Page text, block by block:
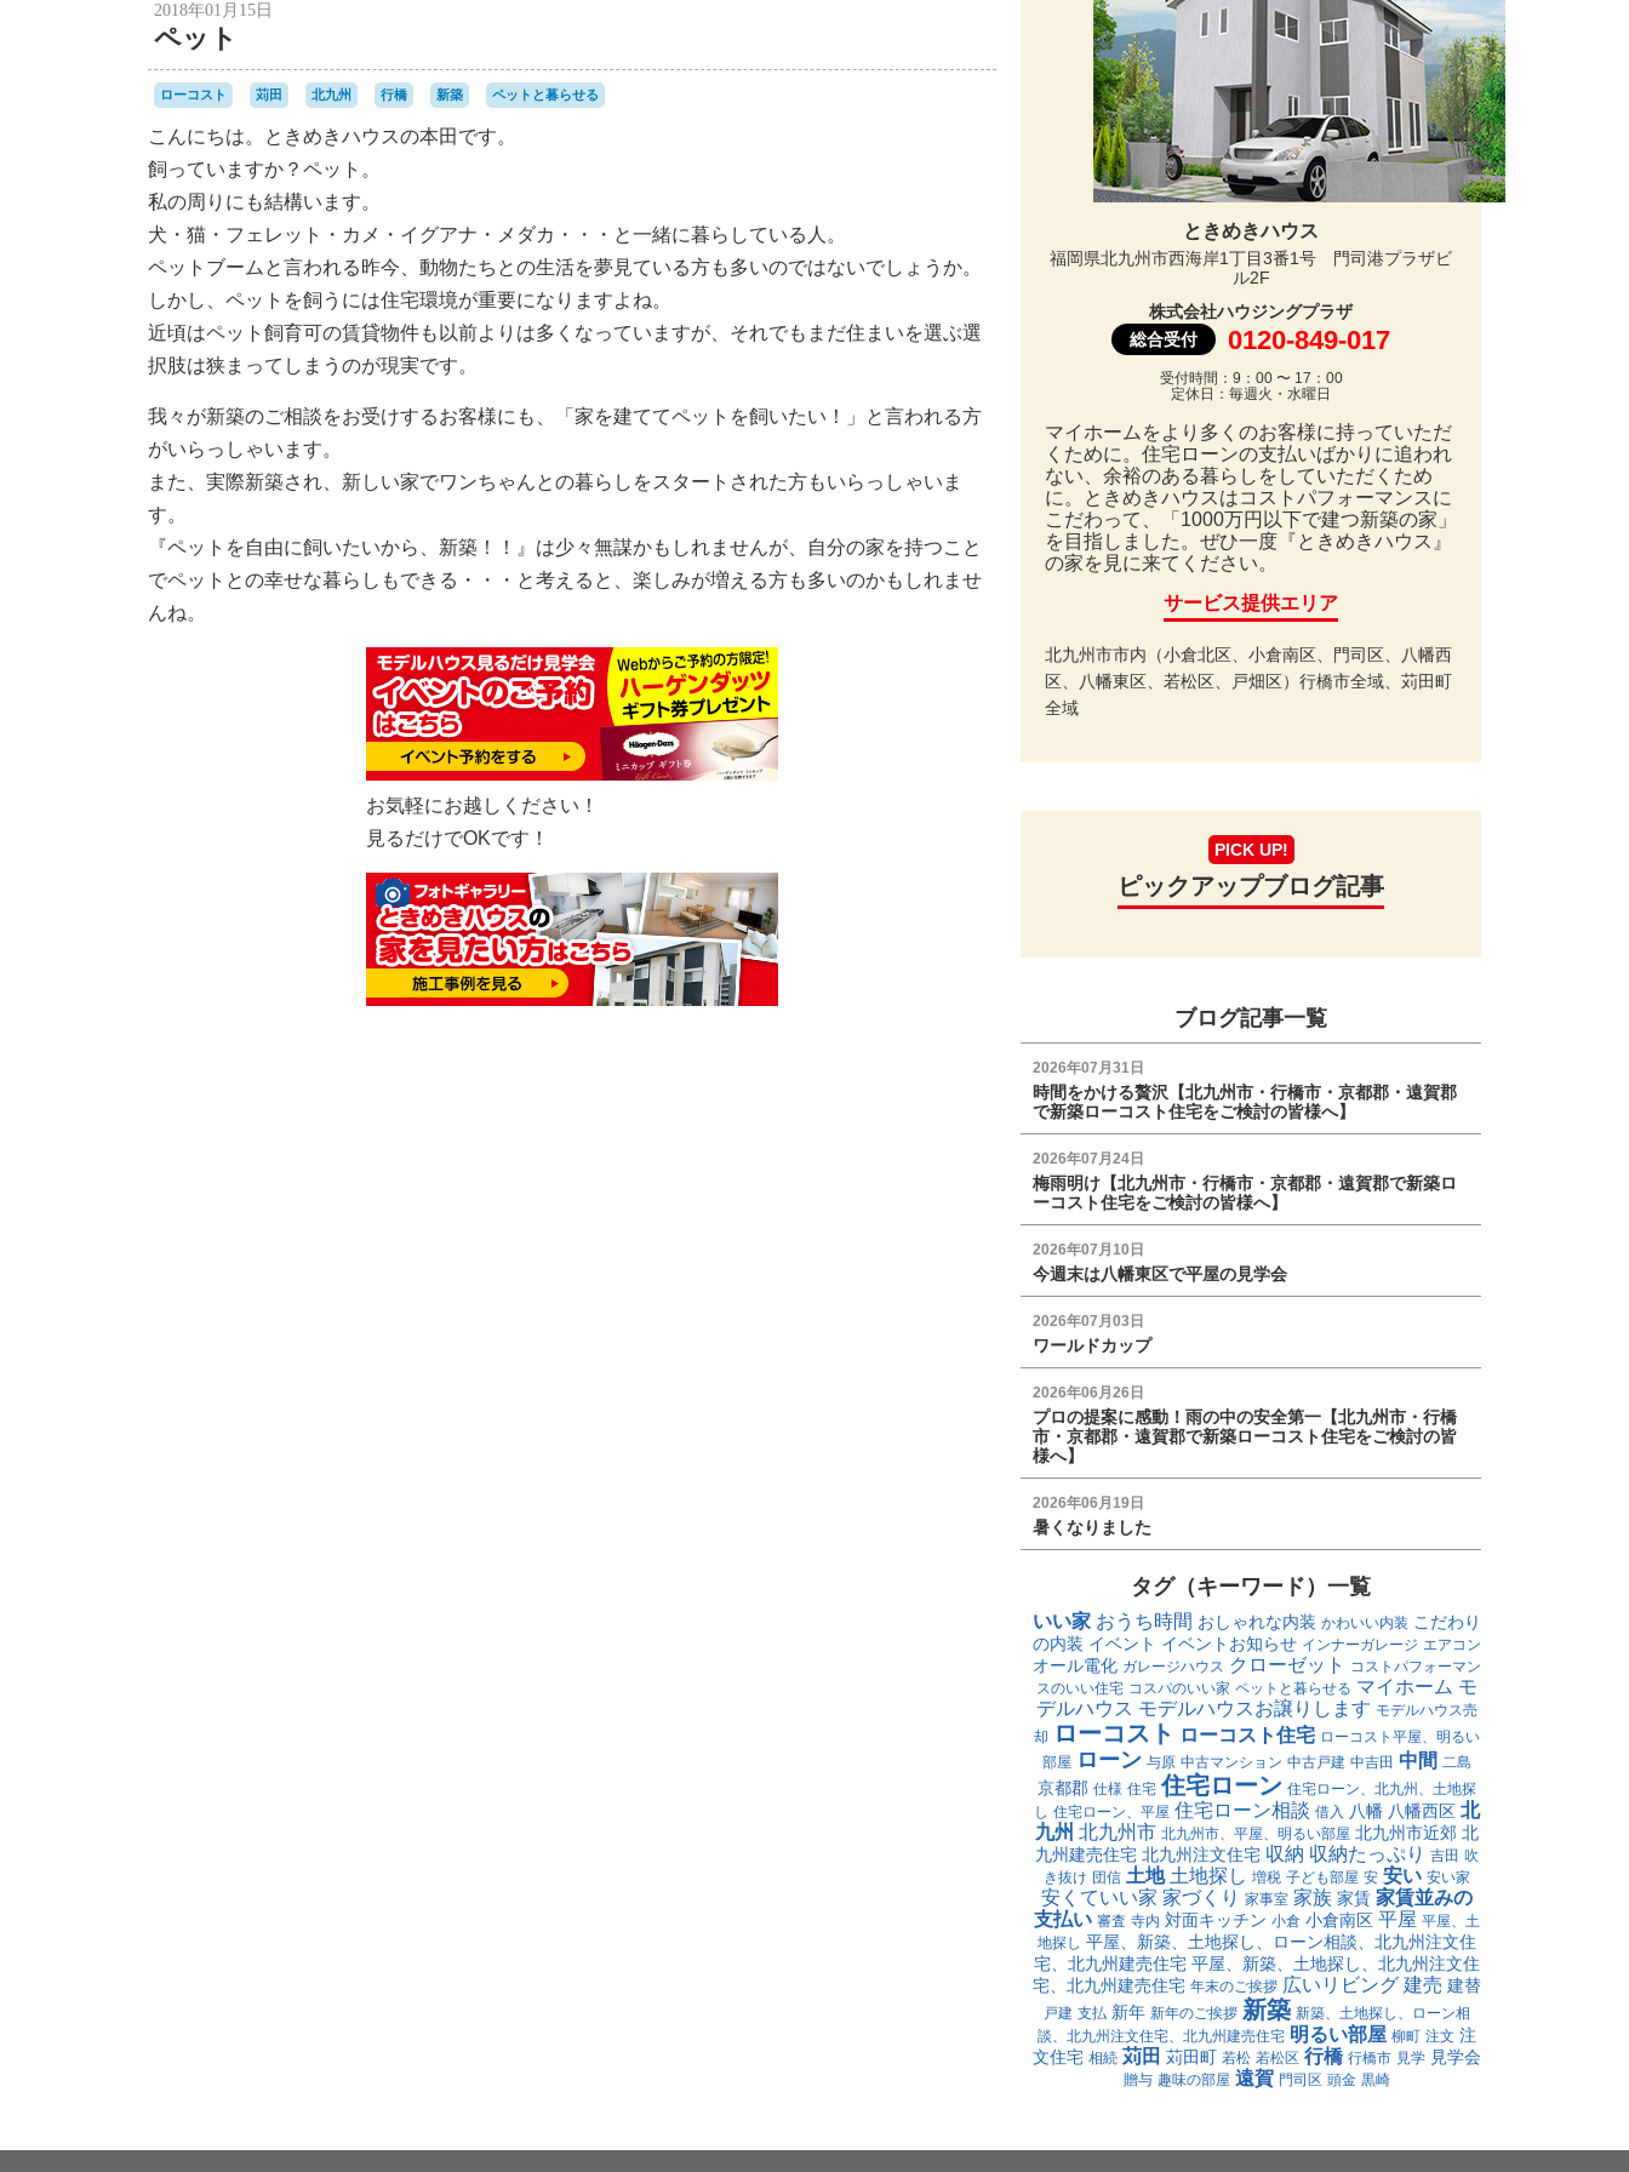
2018年01月15日
ペット
ローコスト 苅田 北九州 行橋 新築 ペットと暮らせる
こんにちは。ときめきハウスの本田です。
飼っていますか？ペット。
私の周りにも結構います。
犬・猫・フェレット・カメ・イグアナ・メダカ・・・と一緒に暮らしている人。
ペットブームと言われる昨今、動物たちとの生活を夢見ている方も多いのではないでしょうか。
しかし、ペットを飼うには住宅環境が重要になりますよね。
近頃はペット飼育可の賃貸物件も以前よりは多くなっていますが、それでもまだ住まいを選ぶ選
択肢は狭まってしまうのが現実です。
我々が新築のご相談をお受けするお客様にも、「家を建ててペットを飼いたい！」と言われる方
がいらっしゃいます。
また、実際新築され、新しい家でワンちゃんとの暮らしをスタートされた方もいらっしゃいま
す。
『ペットを自由に飼いたいから、新築！！』は少々無謀かもしれませんが、自分の家を持つこと
でペットとの幸せな暮らしもできる・・・と考えると、楽しみが増える方も多いのかもしれませ
んね。
お気軽にお越しください！
見るだけでOKです！
ときめきハウス
福岡県北九州市西海岸1丁目3番1号 門司港プラザビ
ル2F
株式会社ハウジングプラザ
総合受付
0120-849-017
受付時間：9：00 〜 17：00
定休日：毎週火・水曜日
マイホームをより多くのお客様に持っていただ
くために。住宅ローンの支払いばかりに追われ
ない、余裕のある暮らしをしていただくため
に。ときめきハウスはコストパフォーマンスに
こだわって、「1000万円以下で建つ新築の家」
を目指しました。ぜひ一度『ときめきハウス』
の家を見に来てください。
サービス提供エリア
北九州市市内（小倉北区、小倉南区、門司区、八幡西
区、八幡東区、若松区、戸畑区）行橋市全域、苅田町
全域
PICK UP!
ピックアップブログ記事
ブログ記事一覧
2026年07月31日
時間をかける贅沢【北九州市・行橋市・京都郡・遠賀郡
で新築ローコスト住宅をご検討の皆様へ】
2026年07月24日
梅雨明け【北九州市・行橋市・京都郡・遠賀郡で新築ロ
ーコスト住宅をご検討の皆様へ】
2026年07月10日
今週末は八幡東区で平屋の見学会
2026年07月03日
ワールドカップ
2026年06月26日
プロの提案に感動！雨の中の安全第一【北九州市・行橋
市・京都郡・遠賀郡で新築ローコスト住宅をご検討の皆
様へ】
2026年06月19日
暑くなりました
タグ（キーワード）一覧
いい家 おうち時間 おしゃれな内装 かわいい内装 こだわり
の内装 イベント イベントお知らせ インナーガレージ エアコン
オール電化 ガレージハウス クローゼット
コストパフォーマン
スのいい住宅 コスパのいい家 ペットと暮らせる マイホーム モ
デルハウス モデルハウスお譲りします モデルハウス売
却 ローコスト ローコスト住宅 ローコスト平屋、明るい
部屋 ローン 与原 中古マンション 中古戸建 中吉田 中間 二島
京都郡 仕様 住宅 住宅ローン 住宅ローン、北九州、土地探
し 住宅ローン、平屋 住宅ローン相談 借入 八幡 八幡西区 北
九州 北九州市 北九州市、平屋、明るい部屋 北九州市近郊 北
九州建売住宅 北九州注文住宅 収納 収納たっぷり 吉田 吹
き抜け 団信 土地 土地探し 増税 子ども部屋 安 安い 安い家
安くていい家 家づくり 家事室 家族 家賃 家賃並みの
支払い 審査 寺内 対面キッチン 小倉 小倉南区 平屋 平屋、土
地探し 平屋、新築、土地探し、ローン相談、北九州注文住
宅、北九州建売住宅 平屋、新築、土地探し、北九州注文住
宅、北九州建売住宅 年末のご挨拶 広いリビング 建売 建替
戸建 支払 新年 新年のご挨拶 新築 新築、土地探し、ローン相
談、北九州注文住宅、北九州建売住宅 明るい部屋 柳町 注文 注
文住宅 相続 苅田 苅田町 若松 若松区 行橋 行橋市 見学 見学会
贈与 趣味の部屋 遠賀 門司区 頭金 黒崎